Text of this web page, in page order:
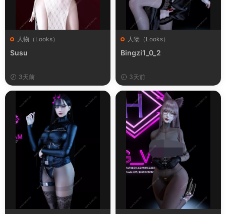
人物（Looks）
Susu
3天前
人物（Looks）
Bingzi1_0_2
3天前